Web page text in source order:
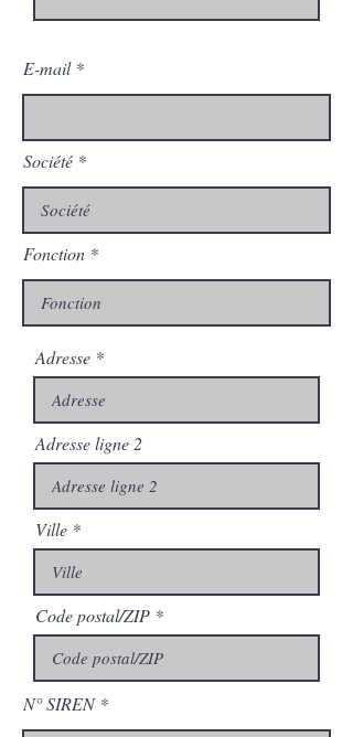
E-mail
Société
Fonction
Adresse
Adresse ligne 2
Ville
Code postal/ZIP
N° SIREN